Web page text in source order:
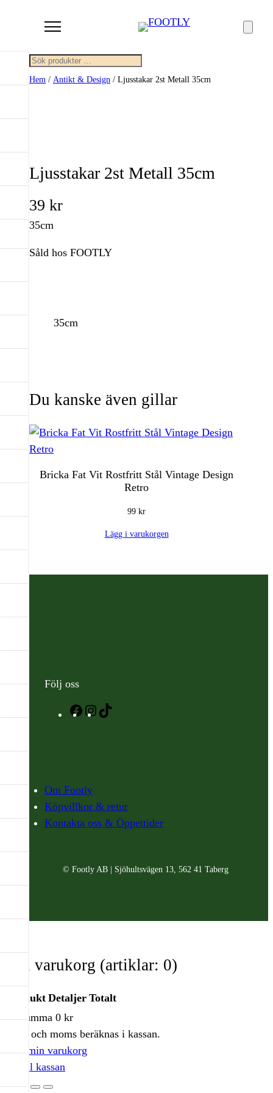
Sök
Hem / Antikt & Design / Ljusstakar 2st Metall 35cm
Ljusstakar 2st Metall 35cm
39 kr
35cm
Såld hos FOOTLY
35cm
Du kanske även gillar
Bricka Fat Vit Rostfritt Stål Vintage Design
Retro
99 kr
Lägg i varukorgen
Följ oss
Facebook
Instagram
Om Footly
Köpvillkor & retur
Kontakta oss & Öppettider
© Footly AB | Sjöhultsvägen 13, 562 41 Taberg
Din varukorg (artiklar: 0)
Produkter
i
varukorg
Produkt Detaljer Totalt
Delsumma 0 kr
Frakt och moms beräknas i kassan.
Visa min varukorg
Gå till kassan